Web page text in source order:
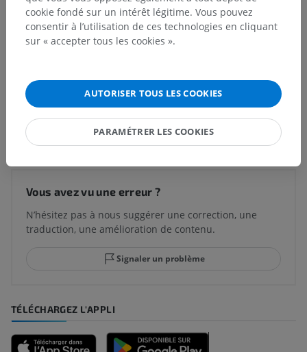
Muscles arecteurs des poils
Traductions
Vous avez vu une erreur ?
N’hésitez pas à nous suggérer une correction, une
traduction, une amélioration de contenu.
Signaler un problème
TÉLÉCHARGEZ L'APPLI
cookie fondé sur un intérêt légitime. Vous pouvez
consentir à l’utilisation de ces technologies en cliquant
sur « accepter tous les cookies ».
AUTORISER TOUS LES COOKIES
PARAMÉTRER LES COOKIES